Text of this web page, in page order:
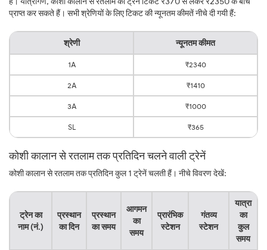
प्राप्त कर सकते हैं। सभी श्रेणियों के लिए टिकट की न्यूनतम कीमतें नीचे दी गयी हैं:
श्रेणी न्यूनतम कीमत
1A ₹2340
2A ₹1410
3A ₹1000
SL ₹365
कोशी कालान से रतलाम तक प्रतिदिन चलने वाली ट्रेनें
कोशी कालान से रतलाम तक प्रतिदिन कुल 1 ट्रेनें चलती हैं। नीचे विवरण देखें:
ट्रेन का
नाम (नं.)
प्रस्थान
का दिन
प्रस्थान
का समय
आगमन
का
समय
प्रारंभिक
स्टेशन
गंतव्य
स्टेशन
यात्रा
का
कुल
समय